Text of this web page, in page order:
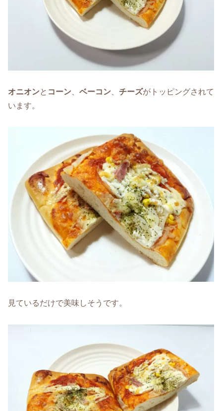
オニオンと コーン ベーコン チーズがトッピングされて
います。
見ているだけで美味しそうです。